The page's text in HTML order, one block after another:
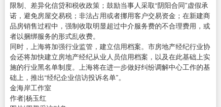
限制、差异化信贷和税收政策；鼓励当事人采取“阴阳合同”虚假承
诺，避免房屋交易税；非法占用或者挪用客户交易资金；在新建商
品房销售过程中，强制收取明显超过中介服务费的不合理费用，或
者以捆绑服务的形式乱收费。
同时，上海将加强行业监管，建立信用档案。市房地产经纪行业协
会还将加快建立房地产经纪从业人员信用档案，以及在此基础上实
施的行业黑名单制度。上海将在进一步做好纠纷调解中心工作的基
础上，推出“经纪企业信访投诉名单”。
金海岸工作室
作者|杨玉红